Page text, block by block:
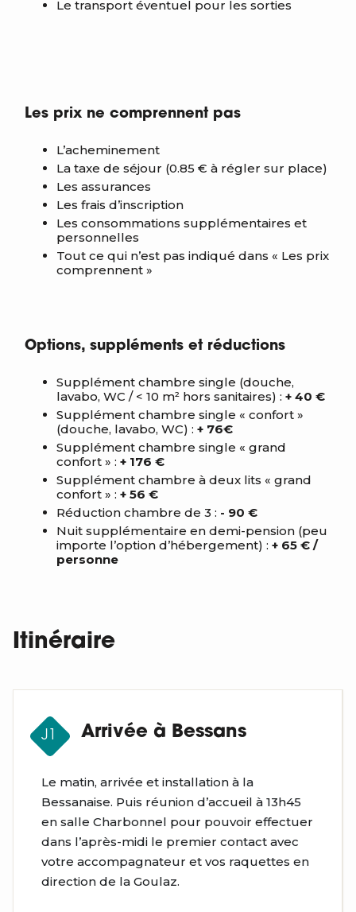
Le transport éventuel pour les sorties
Les prix ne comprennent pas
L’acheminement
La taxe de séjour (0.85 € à régler sur place)
Les assurances
Les frais d’inscription
Les consommations supplémentaires et
personnelles
Tout ce qui n’est pas indiqué dans « Les prix
comprennent »
Options, suppléments et réductions
Supplément chambre single (douche,
lavabo, WC / < 10 m² hors sanitaires) : + 40 €
Supplément chambre single « confort »
(douche, lavabo, WC) : + 76€
Supplément chambre single « grand
confort » : + 176 €
Supplément chambre à deux lits « grand
confort » : + 56 €
Réduction chambre de 3 : - 90 €
Nuit supplémentaire en demi-pension (peu
importe l’option d’hébergement) : + 65 € /
personne
Itinéraire
J1 Arrivée à Bessans
Le matin, arrivée et installation à la
Bessanaise. Puis réunion d’accueil à 13h45
en salle Charbonnel pour pouvoir effectuer
dans l’après-midi le premier contact avec
votre accompagnateur et vos raquettes en
direction de la Goulaz.